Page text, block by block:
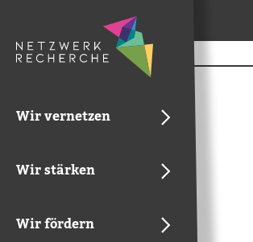
Wir vernetzen
Wir stärken
Wir fördern